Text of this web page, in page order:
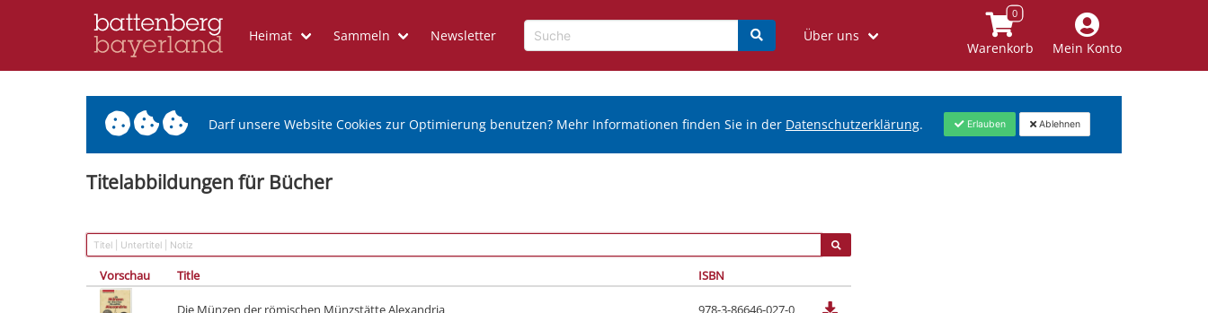
Heimat Sammeln Newsletter Über uns
Warenkorb Mein Konto
Darf unsere Website Cookies zur Optimierung benutzen? Mehr Informationen finden Sie in der Datenschutzerklärung. Erlauben Ablehnen
Titelabbildungen für Bücher
Vorschau Title ISBN
Die Münzen der römischen Münzstätte Alexandria 978-3-86646-027-0